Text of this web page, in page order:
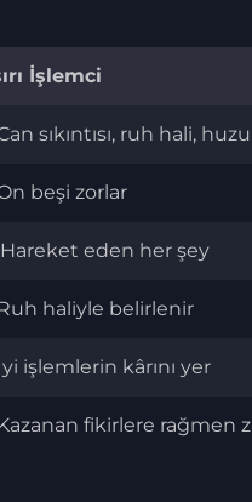
İşlemci
sıkıntısı, ruh hali,
beşi zorlar
eden her şey
haliyle belirlenir
işlemlerin kârını yer
fikirlere rağmen